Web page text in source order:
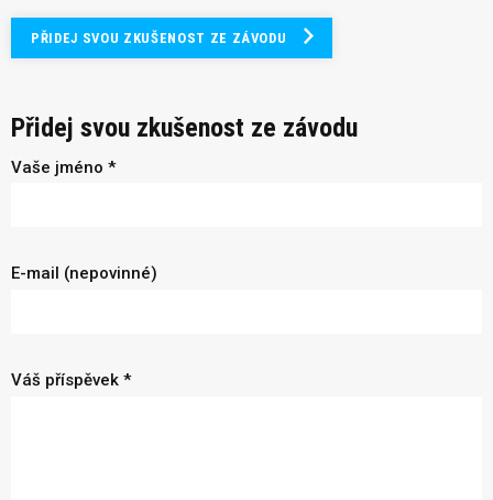
PŘIDEJ SVOU ZKUŠENOST ZE ZÁVODU
Přidej svou zkušenost ze závodu
Vaše jméno *
E-mail (nepovinné)
Váš příspěvek *